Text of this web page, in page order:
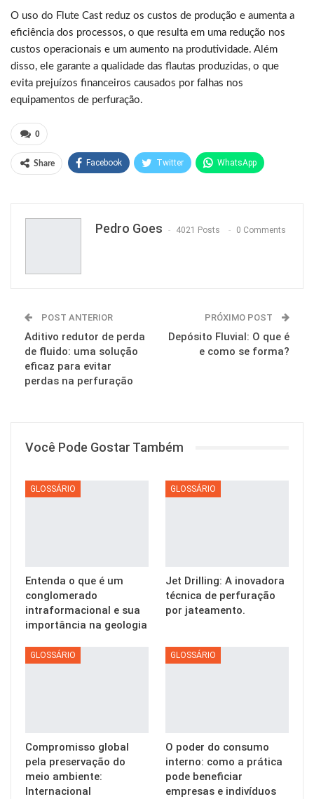
O uso do Flute Cast reduz os custos de produção e aumenta a
eficiência dos processos, o que resulta em uma redução nos
custos operacionais e um aumento na produtividade. Além
disso, ele garante a qualidade das flautas produzidas, o que
evita prejuízos financeiros causados por falhas nos
equipamentos de perfuração.
0
Share Facebook Twitter WhatsApp
Pedro Goes 4021 Posts 0 Comments
POST ANTERIOR
Aditivo redutor de perda
de fluido: uma solução
eficaz para evitar
perdas na perfuração
PRÓXIMO POST
Depósito Fluvial: O que é
e como se forma?
Você Pode Gostar Também
GLOSSÁRIO
Entenda o que é um
conglomerado
intraformacional e sua
importância na geologia
GLOSSÁRIO
Jet Drilling: A inovadora
técnica de perfuração
por jateamento.
GLOSSÁRIO
Compromisso global
pela preservação do
meio ambiente:
Internacional
GLOSSÁRIO
O poder do consumo
interno: como a prática
pode beneficiar
empresas e indivíduos